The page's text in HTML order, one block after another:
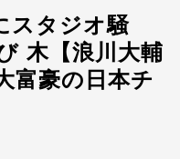
スタジオ騒
木【浪川大輔
富豪の日本チ